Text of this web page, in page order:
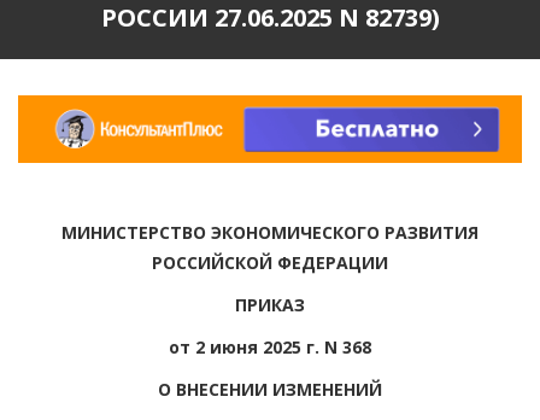
РОССИИ 27.06.2025 N 82739)
МИНИСТЕРСТВО ЭКОНОМИЧЕСКОГО РАЗВИТИЯ
РОССИЙСКОЙ ФЕДЕРАЦИИ
ПРИКАЗ
от 2 июня 2025 г. N 368
О ВНЕСЕНИИ ИЗМЕНЕНИЙ